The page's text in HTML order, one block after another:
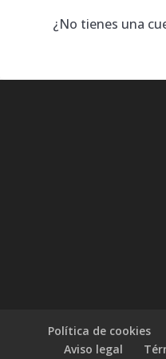
¿No tienes una
Política de cookies
Aviso legal